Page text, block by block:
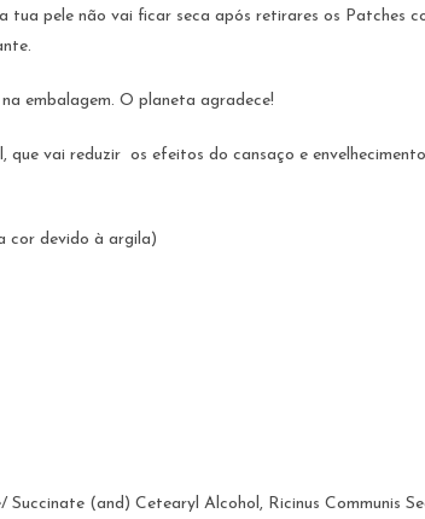
pele não vai ficar seca após retirares os Patches
embalagem. O planeta agradece!
vai reduzir os efeitos do cansaço e
cor devido à argila)
(and) Cetearyl Alcohol, Ricinus Communis